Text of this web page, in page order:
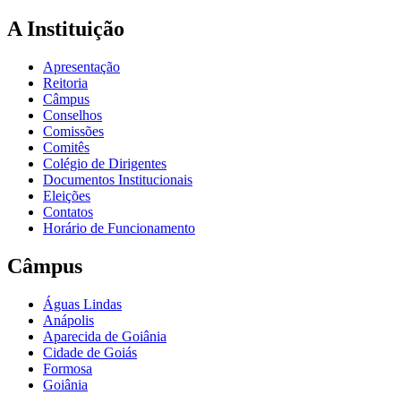
A Instituição
Apresentação
Reitoria
Câmpus
Conselhos
Comissões
Comitês
Colégio de Dirigentes
Documentos Institucionais
Eleições
Contatos
Horário de Funcionamento
Câmpus
Águas Lindas
Anápolis
Aparecida de Goiânia
Cidade de Goiás
Formosa
Goiânia